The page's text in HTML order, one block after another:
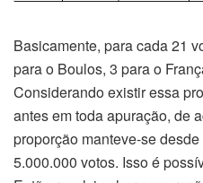
Basicamente, para cada 21
para o Boulos, 3 para o
Considerando existir essa
antes em toda apuração, de
proporção manteve-se
5.000.000 votos. Isso é